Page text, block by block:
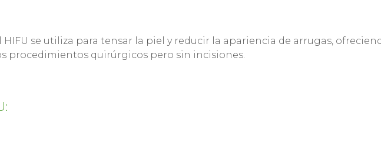
se utiliza para tensar la piel y reducir la apariencia de arrugas,
procedimientos quirúrgicos pero sin incisiones.